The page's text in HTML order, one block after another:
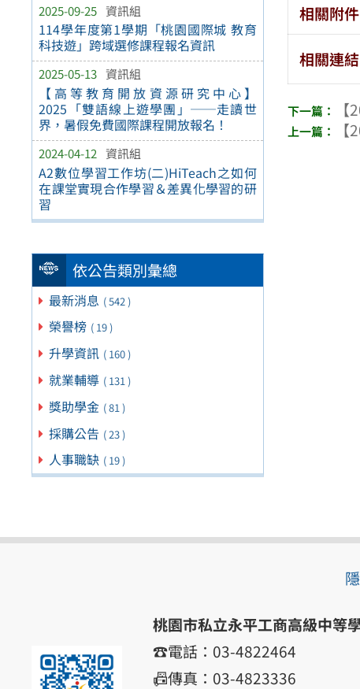
2025-09-25 資訊組
114學年度第1學期「桃園國際城 教育
科技遊」跨域選修課程報名資訊
2025-05-13 資訊組
【高等教育開放資源研究中心】
2025「雙語線上遊學團」──走讀世
界，暑假免費國際課程開放報名！
2024-04-12 資訊組
A2數位學習工作坊(二)HiTeach之如何
在課堂實現合作學習＆差異化學習的研
習
依公告類別彙總
最新消息 ( 542 )
榮譽榜 ( 19 )
升學資訊 ( 160 )
就業輔導 ( 131 )
獎助學金 ( 81 )
採購公告 ( 23 )
人事職缺 ( 19 )
相關附件
相關連結
桃園市私立永平工商高級中等
☎️電話：03-4822464
📠傳真：03-4823336